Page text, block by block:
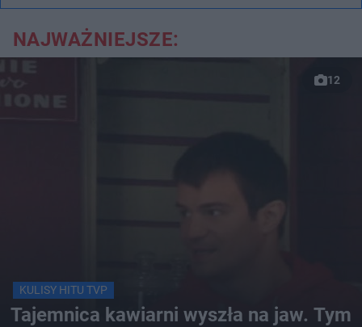
NAJWAŻNIEJSZE:
12
KULISY HITU TVP
Tajemnica kawiarni wyszła na jaw. Tym